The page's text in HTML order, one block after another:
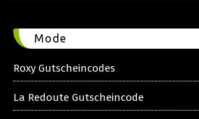
Mode
Roxy Gutscheincodes
La Redoute Gutscheincode